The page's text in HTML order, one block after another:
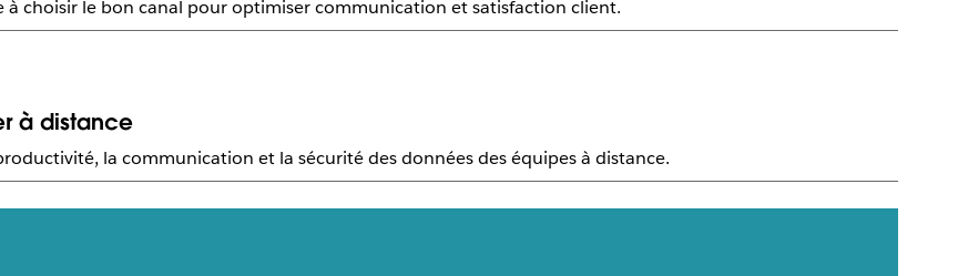
choisir le bon canal pour optimiser communication et satisfaction client.
à distance
la communication et la sécurité des données des équipes à distance.